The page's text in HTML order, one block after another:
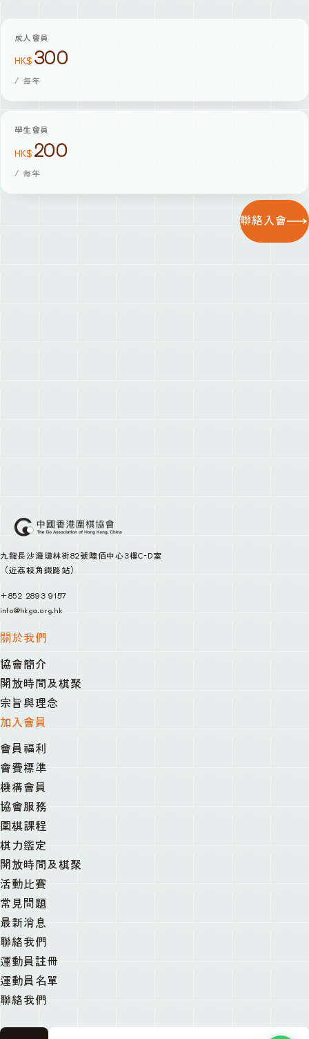
成人會員
HK$ 300
/ 每年
學生會員
HK$ 200
/ 每年
聯絡入會
九龍長沙灣瓊林街82號陸佰中心3樓C-D室
（近荔枝角鐵路站）
+852 2893 9157
info@hkga.org.hk
關於我們
協會簡介
開放時間及棋聚
宗旨與理念
加入會員
會員福利
會費標準
機構會員
協會服務
圍棋課程
棋力鑑定
開放時間及棋聚
活動比賽
常見問題
最新消息
聯絡我們
運動員註冊
運動員名單
聯絡我們